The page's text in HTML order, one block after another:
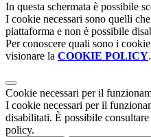
In questa schermata è possibile
I cookie necessari sono quelli
piattaforma e non è possibile
Per conoscere quali sono i
visionare la COOKIE POLICY.
Cookie necessari per il
I cookie necessari per il
disabilitati. È possibile
policy.